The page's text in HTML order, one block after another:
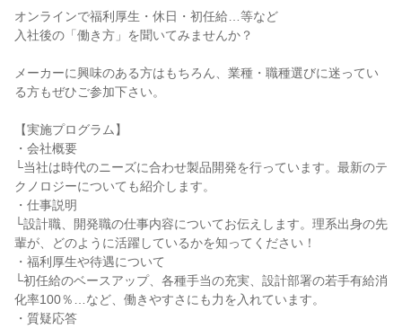
オンラインで福利厚生・休日・初任給…等など
入社後の「働き方」を聞いてみませんか？
メーカーに興味のある方はもちろん、業種・職種選びに迷ってい
る方もぜひご参加下さい。
【実施プログラム】
・会社概要
└当社は時代のニーズに合わせ製品開発を行っています。最新のテ
クノロジーについても紹介します。
・仕事説明
└設計職、開発職の仕事内容についてお伝えします。理系出身の先
輩が、どのように活躍しているかを知ってください！
・福利厚生や待遇について
└初任給のベースアップ、各種手当の充実、設計部署の若手有給消
化率100％…など、働きやすさにも力を入れています。
・質疑応答